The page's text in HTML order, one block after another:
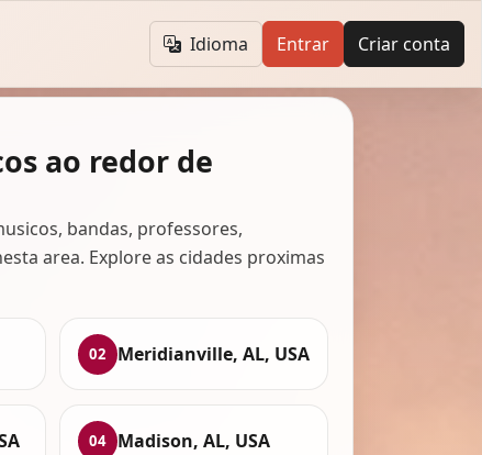
Idioma Entrar Criar conta
ao redor de
bandas, professores,
area. Explore as cidades proximas
02 Meridianville, AL, USA
04 Madison, AL, USA